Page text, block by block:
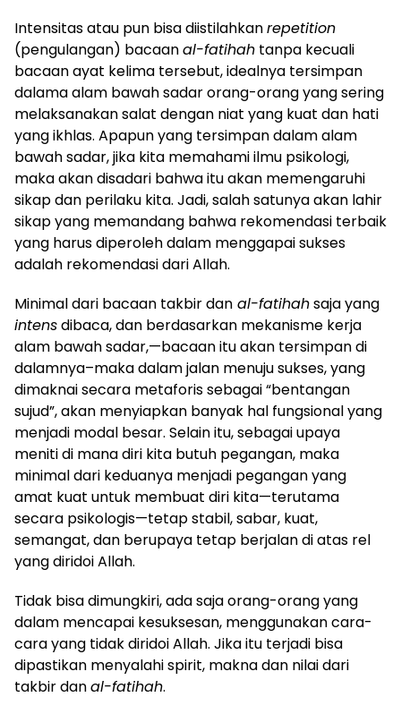
Intensitas atau pun bisa diistilahkanrepetition
(pengulangan) bacaanal-fatihah tanpa kecuali
bacaan ayat kelima tersebut, idealnya tersimpan
dalama alam bawah sadar orang-orang yang sering
melaksanakan salat dengan niat yang kuat dan hati
yang ikhlas. Apapun yang tersimpan dalam alam
bawah sadar, jika kita memahami ilmu psikologi,
maka akan disadari bahwa itu akan memengaruhi
sikap dan perilaku kita. Jadi, salah satunya akan lahir
sikap yang memandang bahwa rekomendasi terbaik
yang harus diperoleh dalam menggapai sukses
adalah rekomendasi dari Allah.
Minimal dari bacaan takbir dan al-fatihahsaja yang
intensdibaca, dan berdasarkan mekanisme kerja
alam bawah sadar,—bacaan itu akan tersimpan di
dalamnya–maka dalam jalan menuju sukses, yang
dimaknai secara metaforis sebagai “bentangan
sujud”, akan menyiapkan banyak hal fungsional yang
menjadi modal besar. Selain itu, sebagai upaya
meniti di mana diri kita butuh pegangan, maka
minimal dari keduanya menjadi pegangan yang
amat kuat untuk membuat diri kita—terutama
secara psikologis—tetap stabil, sabar, kuat,
semangat, dan berupaya tetap berjalan di atas rel
yang diridoi Allah.
Tidak bisa dimungkiri, ada saja orang-orang yang
dalam mencapai kesuksesan, menggunakan cara-
cara yang tidak diridoi Allah. Jika itu terjadi bisa
dipastikan menyalahi spirit, makna dan nilai dari
takbir danal-fatihah.